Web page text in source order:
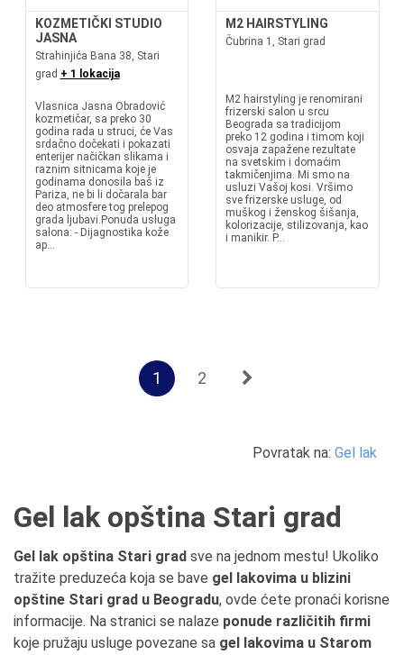
KOZMETIČKI STUDIO
JASNA
Strahinjića Bana 38, Stari
grad + 1 lokacija
Vlasnica Jasna Obradović
kozmetičar, sa preko 30
godina rada u struci, će Vas
srdačno dočekati i pokazati
enterijer načičkan slikama i
raznim sitnicama koje je
godinama donosila baš iz
Pariza, ne bi li dočarala bar
deo atmosfere tog prelepog
grada ljubavi.Ponuda usluga
salona: - Dijagnostika kože
ap...
M2 HAIRSTYLING
Čubrina 1, Stari grad
M2 hairstyling je renomirani
frizerski salon u srcu
Beograda sa tradicijom
preko 12 godina i timom koji
osvaja zapažene rezultate
na svetskim i domaćim
takmičenjima. Mi smo na
usluzi Vašoj kosi. Vršimo
sve frizerske usluge, od
muškog i ženskog šišanja,
kolorizacije, stilizovanja, kao
i manikir. P...
1 2
Povratak na: Gel lak
Gel lak opština Stari grad
Gel lak opština Stari grad sve na jednom mestu! Ukoliko
tražite preduzeća koja se bave gel lakovima u blizini
opštine Stari grad u Beogradu, ovde ćete pronaći korisne
informacije. Na stranici se nalaze ponude različitih firmi
koje pružaju usluge povezane sa gel lakovima u Starom